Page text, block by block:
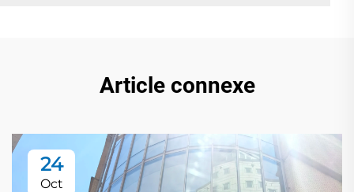
Article connexe
24
Oct